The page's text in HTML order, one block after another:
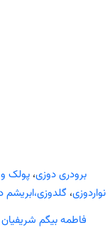
برودری دوزی،پولک
نواردوزی،گلدوزی،ابریشم
فاطمه بیگم شریفیان